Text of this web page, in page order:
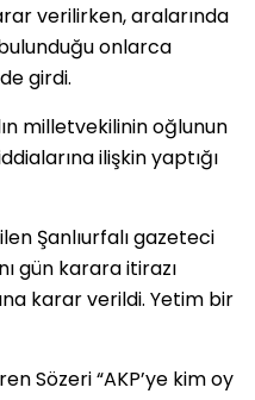
verilirken, aralarında
bulunduğu onlarca
girdi.
milletvekilinin oğlunun
ilişkin yaptığı
Şanlıurfalı gazeteci
gün karara itirazı
karar verildi. Yetim bir
Sözeri “AKP’ye kim oy